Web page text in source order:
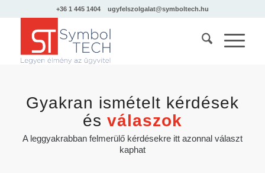
+36 1 445 1404 ugyfelszolgalat@symboltech.hu
Gyakran ismételt kérdések
és válaszok
A leggyakrabban felmerülő kérdésekre itt azonnal választ
kaphat